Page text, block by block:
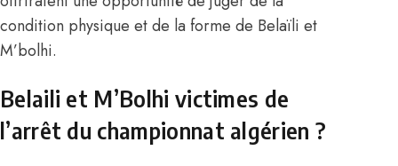
condition physique et de la forme de Belaïli et
M’bolhi.
Belaili et M’Bolhi victimes de
l’arrêt du championnat algérien ?